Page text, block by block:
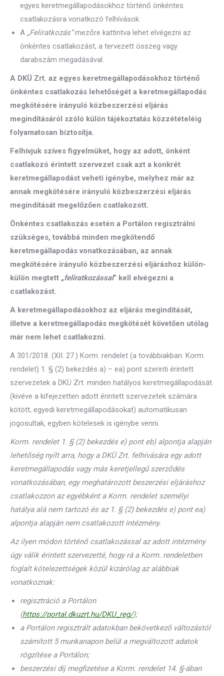
egyes keretmegállapodásokhoz történő önkéntes
csatlakozásra vonatkozó felhívások.
A „Feliratkozás”mezőre kattintva lehet elvégezni az
önkéntes csatlakozást, a tervezett összeg vagy
darabszám megadásával.
A DKÜ Zrt. az egyes keretmegállapodásokhoz történő
önkéntes csatlakozás lehetőségét a keretmegállapodás
megkötésére irányuló közbeszerzési eljárás
megindításáról szóló külön tájékoztatás közzétételéig
folyamatosan biztosítja.
Felhívjuk szíves figyelmüket, hogy az adott, önként
csatlakozó érintett szervezet csak azt a konkrét
keretmegállapodást veheti igénybe, melyhez már az
annak megkötésére irányuló közbeszerzési eljárás
megindítását megelőzően csatlakozott.
Önkéntes csatlakozás esetén a Portálon regisztrálni
szükséges, továbbá minden megkötendő
keretmegállapodás vonatkozásában, az annak
megkötésére irányuló közbeszerzési eljáráshoz külön-
külön megtett „feliratkozással” kell elvégezni a
csatlakozást.
A keretmegállapodásokhoz az eljárás megindítását,
illetve a keretmegállapodás megkötését követően utólag
már nem lehet csatlakozni.
A 301/2018. (XII. 27.) Korm. rendelet (a továbbiakban: Korm.
rendelet) 1. § (2) bekezdés a) – ea) pont szerinti érintett
szervezetek a DKÜ Zrt. minden hatályos keretmegállapodását
(kivéve a kifejezetten adott érintett szervezetek számára
kötött, egyedi keretmegállapodásokat) automatikusan
jogosultak, egyben kötelesek is igénybe venni.
Korm. rendelet 1. § (2) bekezdés e) pont eb) alpontja alapján
lehetőség nyílt arra, hogy a DKÜ Zrt. felhívására egy adott
keretmegállapodás vagy más keretjellegű szerződés
vonatkozásában, egy meghatározott beszerzési eljáráshoz
csatlakozzon az egyébként a Korm. rendelet személyi
hatálya alá nem tartozó és az 1. § (2) bekezdés e) pont ea)
alpontja alapján nem csatlakozott intézmény.
Az ilyen módon történő csatlakozással az adott intézmény
úgy válik érintett szervezetté, hogy rá a Korm. rendeletben
foglalt kötelezettségek közül kizárólag az alábbiak
vonatkoznak:
regisztráció a Portálon
(https://portal.dkuzrt.hu/DKU_reg/);
a Portálon regisztrált adatokban bekövetkező változástól
számított 5 munkanapon belül a megváltozott adatok
rögzítése a Portálon;
beszerzési díj megfizetése a Korm. rendelet 14. §-ában